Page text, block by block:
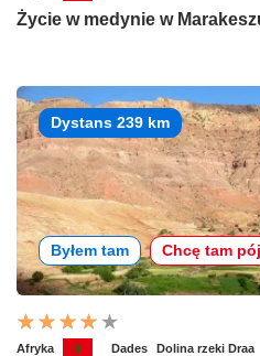
Życie w medynie w
Dystans 239 km
Byłem tam Chcę tam
Afryka Dades Dolina rzeki Draa